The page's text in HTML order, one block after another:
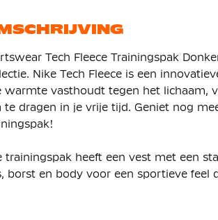
Tech Fleece Trainingspak
Nike Tech Fleece is een
warmte vasthoudt tegen het lichaam,
te dragen in je vrije tijd. Geniet nog
trainingspak heeft een vest met een
borst en body voor een sportieve feel
de broek zelf aanpassen naar wens